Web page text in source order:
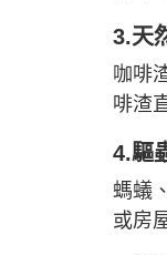
3.天
咖啡
啡渣
4.驅
螞蟻
或房